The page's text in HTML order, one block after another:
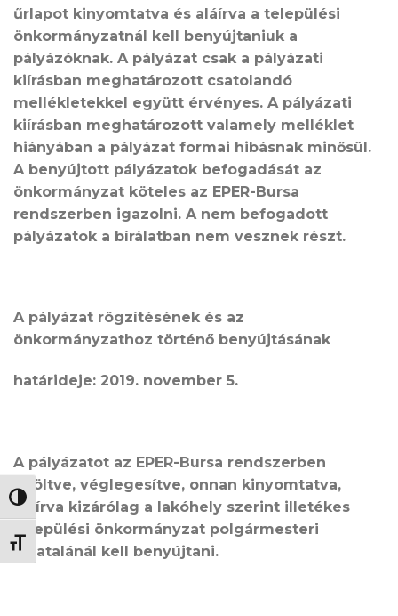
NAGY KONTRASZT VÁLTÁSA
BETŰMÉRET VÁLTÁSA
űrlapot kinyomtatva és aláírva a települési
önkormányzatnál kell benyújtaniuk a
pályázóknak. A pályázat csak a pályázati
kiírásban meghatározott csatolandó
mellékletekkel együtt érvényes. A pályázati
kiírásban meghatározott valamely melléklet
hiányában a pályázat formai hibásnak minősül.
A benyújtott pályázatok befogadását az
önkormányzat köteles az EPER-Bursa
rendszerben igazolni. A nem befogadott
pályázatok a bírálatban nem vesznek részt.
A pályázat rögzítésének és az
önkormányzathoz történő benyújtásának
határideje: 2019. november 5.
A pályázatot az EPER-Bursa rendszerben
kitöltve, véglegesítve, onnan kinyomtatva,
aláírva kizárólag a lakóhely szerint illetékes
települési önkormányzat polgármesteri
hivatalánál kell benyújtani.